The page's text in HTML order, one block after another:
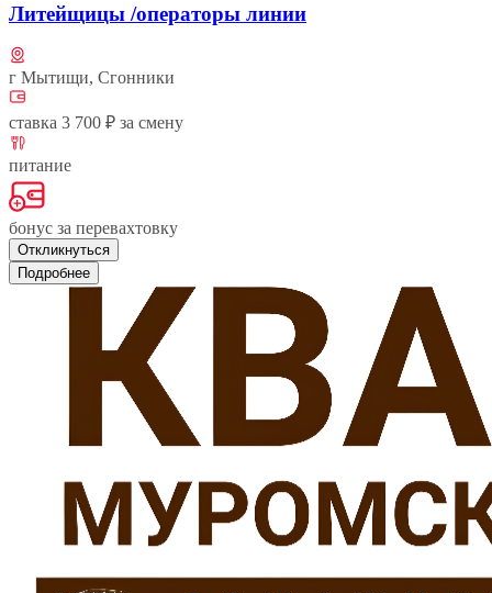
Литейщицы /операторы линии
г Мытищи, Сгонники
ставка 3 700 ₽ за смену
питание
бонус за перевахтовку
Откликнуться
Подробнее